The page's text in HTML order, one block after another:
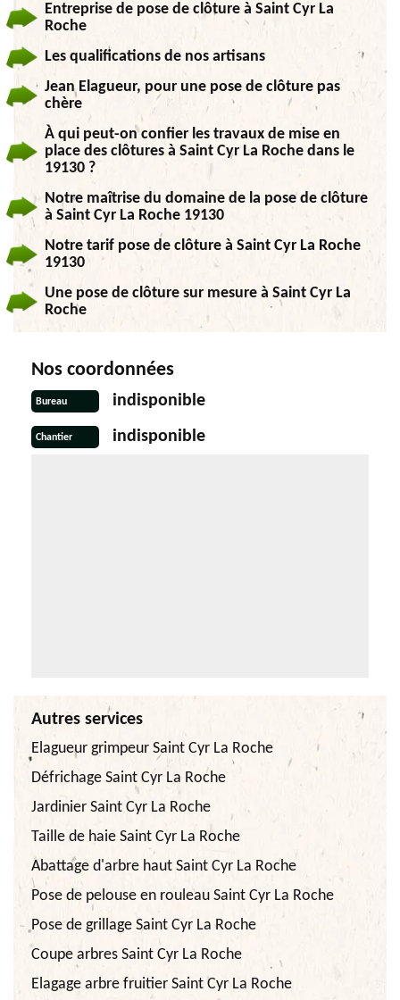
Entreprise de pose de clôture à Saint Cyr La
Roche
Les qualifications de nos artisans
Jean Elagueur, pour une pose de clôture pas
chère
À qui peut-on confier les travaux de mise en
place des clôtures à Saint Cyr La Roche dans le
19130 ?
Notre maîtrise du domaine de la pose de clôture
à Saint Cyr La Roche 19130
Notre tarif pose de clôture à Saint Cyr La Roche
19130
Une pose de clôture sur mesure à Saint Cyr La
Roche
Nos coordonnées
Bureau indisponible
Chantier indisponible
Autres services
Elagueur grimpeur Saint Cyr La Roche
Défrichage Saint Cyr La Roche
Jardinier Saint Cyr La Roche
Taille de haie Saint Cyr La Roche
Abattage d'arbre haut Saint Cyr La Roche
Pose de pelouse en rouleau Saint Cyr La Roche
Pose de grillage Saint Cyr La Roche
Coupe arbres Saint Cyr La Roche
Elagage arbre fruitier Saint Cyr La Roche